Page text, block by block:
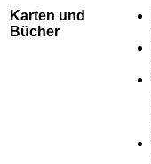
Karten und
Bücher